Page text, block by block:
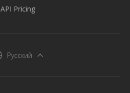
API Pricing
Русский